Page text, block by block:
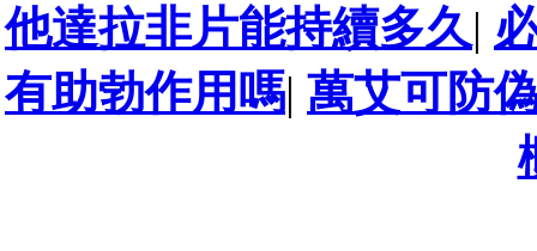
他達拉非片能持續多久|
有助勃作用嗎| 萬艾可防